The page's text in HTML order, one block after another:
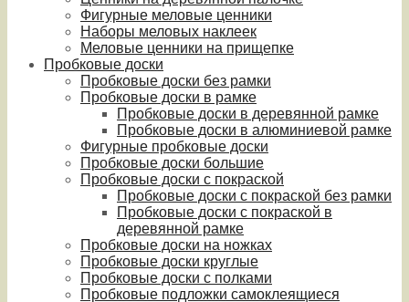
Фигурные меловые ценники
Наборы меловых наклеек
Меловые ценники на прищепке
Пробковые доски
Пробковые доски без рамки
Пробковые доски в рамке
Пробковые доски в деревянной рамке
Пробковые доски в алюминиевой рамке
Фигурные пробковые доски
Пробковые доски большие
Пробковые доски с покраской
Пробковые доски с покраской без рамки
Пробковые доски с покраской в
деревянной рамке
Пробковые доски на ножках
Пробковые доски круглые
Пробковые доски с полками
Пробковые подложки самоклеящиеся